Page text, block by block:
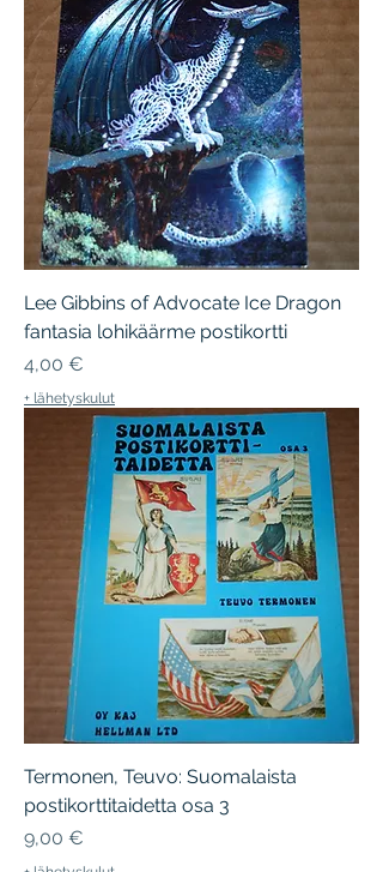
Lee Gibbins of Advocate Ice Dragon
fantasia lohikäärme postikortti
Hinta
4,00 €
+ lähetyskulut
Termonen, Teuvo: Suomalaista
postikorttitaidetta osa 3
Hinta
9,00 €